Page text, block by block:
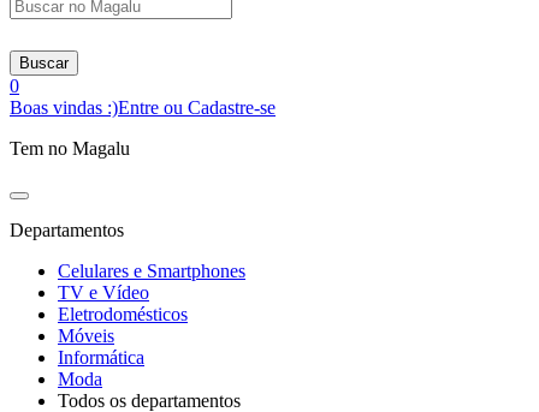
Buscar
0
Boas vindas :)Entre ou Cadastre-se
Tem no Magalu
Departamentos
Celulares e Smartphones
TV e Vídeo
Eletrodomésticos
Móveis
Informática
Moda
Todos os departamentos